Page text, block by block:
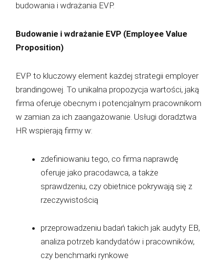
budowania i wdrażania EVP.
Budowanie i wdrażanie EVP (Employee Value
Proposition)
EVP to kluczowy element każdej strategii employer
brandingowej. To unikalna propozycja wartości, jaką
firma oferuje obecnym i potencjalnym pracownikom
w zamian za ich zaangażowanie. Usługi doradztwa
HR wspierają firmy w:
zdefiniowaniu tego, co firma naprawdę
oferuje jako pracodawca, a także
sprawdzeniu, czy obietnice pokrywają się z
rzeczywistością
przeprowadzeniu badań takich jak audyty EB,
analiza potrzeb kandydatów i pracowników,
czy benchmarki rynkowe